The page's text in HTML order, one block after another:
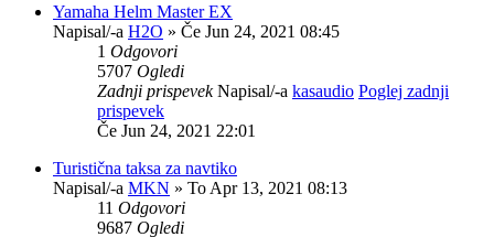
Yamaha Helm Master EX
Napisal/-a H2O » Če Jun 24, 2021 08:45
1 Odgovori
5707 Ogledi
Zadnji prispevekNapisal/-a kasaudio Poglej zadnji
prispevek
Če Jun 24, 2021 22:01
Turistična taksa za navtiko
Napisal/-a MKN » To Apr 13, 2021 08:13
11 Odgovori
9687 Ogledi